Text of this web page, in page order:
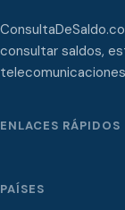
consultar saldos,
ENLACES RÁPIDOS
PAÍSES